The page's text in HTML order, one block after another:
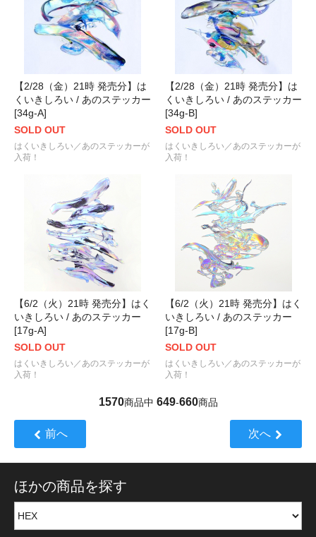
【2/28（金）21時 発売分】は
くいきしろい / あのステッカー
[34g-A]
SOLD OUT
はくいきしろい／あのステッカーが
入荷！
【2/28（金）21時 発売分】は
くいきしろい / あのステッカー
[34g-B]
SOLD OUT
はくいきしろい／あのステッカーが
入荷！
【6/2（火）21時 発売分】はく
いきしろい / あのステッカー
[17g-A]
SOLD OUT
はくいきしろい／あのステッカーが
入荷！
【6/2（火）21時 発売分】はく
いきしろい / あのステッカー
[17g-B]
SOLD OUT
はくいきしろい／あのステッカーが
入荷！
1570商品中 649-660商品
前へ 次へ
ほかの商品を探す